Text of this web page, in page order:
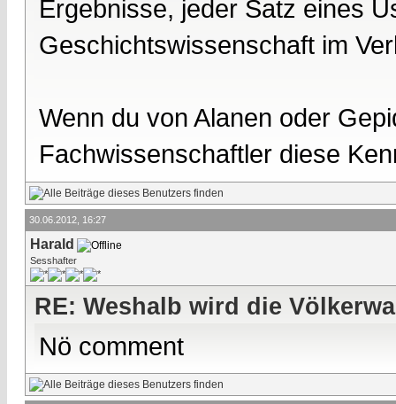
Ergebnisse, jeder Satz eines
Geschichtswissenschaft im
Wenn du von Alanen oder
Fachwissenschaftler diese
30.06.2012, 16:27
Harald
Sesshafter
RE: Weshalb wird die
Nö comment